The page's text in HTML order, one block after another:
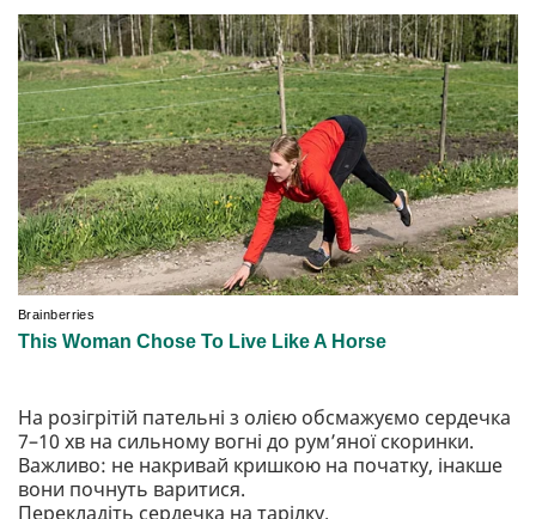
На розігрітій пательні з олією обсмажуємо сердечка
7–10 хв на сильному вогні до рум’яної скоринки.
Важливо: не накривай кришкою на початку, інакше
вони почнуть варитися.
Перекладіть сердечка на тарілку.